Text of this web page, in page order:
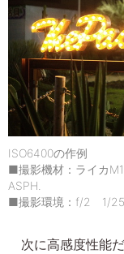
ISO6400の作例
■撮影機材：ライカ
ASPH.
■撮影環境：f/2 1/
次に高感度性能